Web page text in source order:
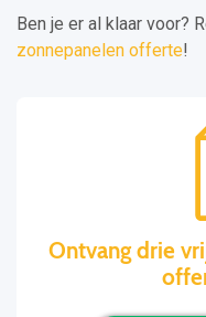
Ben je er al klaar voor?
zonnepanelen offerte!
Ontvang drie